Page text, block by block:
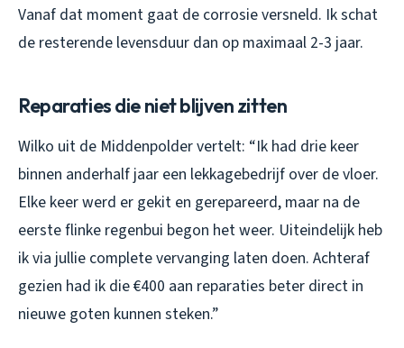
Vanaf dat moment gaat de corrosie versneld. Ik schat
de resterende levensduur dan op maximaal 2-3 jaar.
Reparaties die niet blijven zitten
Wilko uit de Middenpolder vertelt: “Ik had drie keer
binnen anderhalf jaar een lekkagebedrijf over de vloer.
Elke keer werd er gekit en gerepareerd, maar na de
eerste flinke regenbui begon het weer. Uiteindelijk heb
ik via jullie complete vervanging laten doen. Achteraf
gezien had ik die €400 aan reparaties beter direct in
nieuwe goten kunnen steken.”